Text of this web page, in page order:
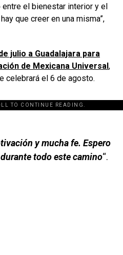
el bienestar interior y el
que creer en una misma”,
julio a Guadalajara para
de Mexicana Universal ,
celebrará el 6 de agosto.
TO CONTINUE READING.
y mucha fe. Espero
todo este camino“.